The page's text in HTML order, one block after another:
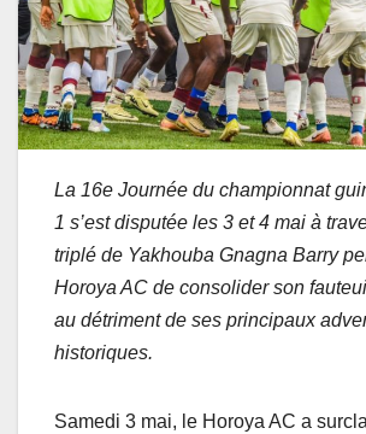
La 16e Journée du championnat
1 s’est disputée les 3 et 4 mai à
triplé de Yakhouba Gnagna Barry
Horoya AC de consolider son
au détriment de ses principaux
historiques.
Samedi 3 mai, le Horoya AC a